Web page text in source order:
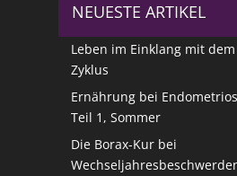
NEUESTE ARTIKEL
Leben im Einklang mit
Zyklus
Ernährung bei
Teil 1, Sommer
Die Borax-Kur bei